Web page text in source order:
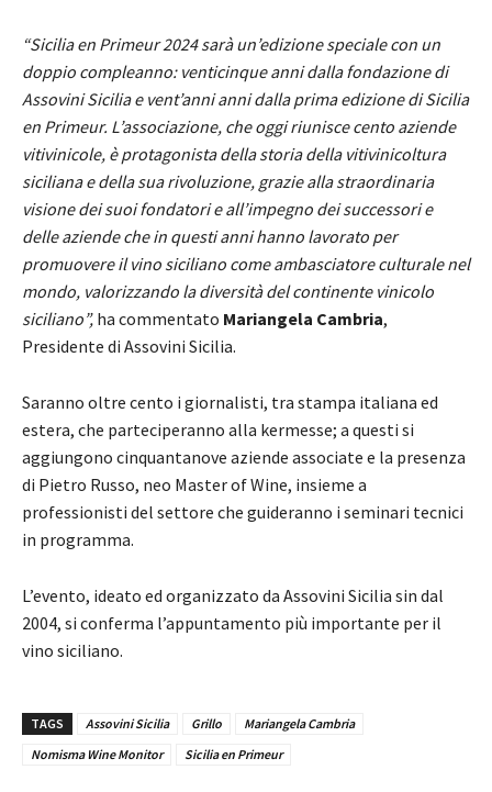
“Sicilia en Primeur 2024 sarà un’edizione speciale con un
doppio compleanno: venticinque anni dalla fondazione di
Assovini Sicilia e vent’anni anni dalla prima edizione di Sicilia
en Primeur. L’associazione, che oggi riunisce cento aziende
vitivinicole, è protagonista della storia della vitivinicoltura
siciliana e della sua rivoluzione, grazie alla straordinaria
visione dei suoi fondatori e all’impegno dei successori e
delle aziende che in questi anni hanno lavorato per
promuovere il vino siciliano come ambasciatore culturale nel
mondo, valorizzando la diversità del continente vinicolo
siciliano”, ha commentato Mariangela Cambria,
Presidente di Assovini Sicilia.
Saranno oltre cento i giornalisti, tra stampa italiana ed
estera, che parteciperanno alla kermesse; a questi si
aggiungono cinquantanove aziende associate e la presenza
di Pietro Russo, neo Master of Wine, insieme a
professionisti del settore che guideranno i seminari tecnici
in programma.
L’evento, ideato ed organizzato da Assovini Sicilia sin dal
2004, si conferma l’appuntamento più importante per il
vino siciliano.
TAGS Assovini Sicilia Grillo
Mariangela Cambria
Nomisma Wine Monitor
Sicilia en Primeur